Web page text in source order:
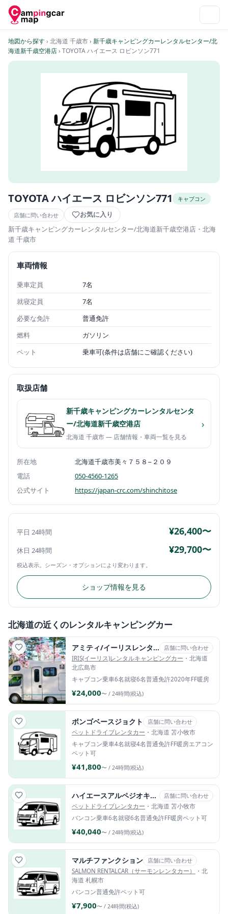
地図から探す› 北海道 千歳市› 新千歳キャンピングカーレンタルセンター/北
海道新千歳空港店› TOYOTA ハイエース ロビンソン771
TOYOTA ハイエース ロビンソン771 キャブコン
店舗に問い合わせ お気に入り
新千歳キャンピングカーレンタルセンター/北海道新千歳空港店 ・北海
道 千歳市
車両情報
乗車定員
7名
就寝定員
7名
必要な免許
普通免許
燃料
ガソリン
ペット
乗車可(条件は店舗にご確認ください)
取扱店舗
新千歳キャンピングカーレンタルセンタ
ー/北海道新千歳空港店
北海道 千歳市 — 店舗情報・車両一覧を見る
›
所在地
北海道千歳市美々７５８−２０９
電話
050-4560-1265
公式サイト
https://japan-crc.com/shinchitose
平日 24時間 ¥26,400〜
休日 24時間 ¥29,700〜
税込表示。シーズン・オプションにより変わります。
ショップ情報を見る
北海道の近くのレンタルキャンピングカー
アミティ/イーリスレンタルキャンピングカー 店舗に問い合わせ
IRIS(イーリス)レンタルキャンピングカー ・北海道
北広島市
キャブコン乗車6名就寝6名普通免許2020年FF暖房
¥24,000〜 / 24時間(税込)
ボンゴベースジョクト 店舗に問い合わせ
ペットドライブレンタカー ・北海道 苫小牧市
キャブコン乗車4名就寝4名普通免許FF暖房エアコン
ペット可
¥41,800〜 / 24時間(税込)
ハイエースアルペジオキャンピングカー 店舗に問い合わせ
ペットドライブレンタカー ・北海道 苫小牧市
バンコン乗車6名就寝6名普通免許FF暖房ペット可
¥40,040〜 / 24時間(税込)
マルチファンクション 店舗に問い合わせ
SALMON RENTALCAR（サーモンレンタカー）
・北
海道 札幌市
バンコン普通免許ペット可
¥7,900〜 / 24時間(税込)